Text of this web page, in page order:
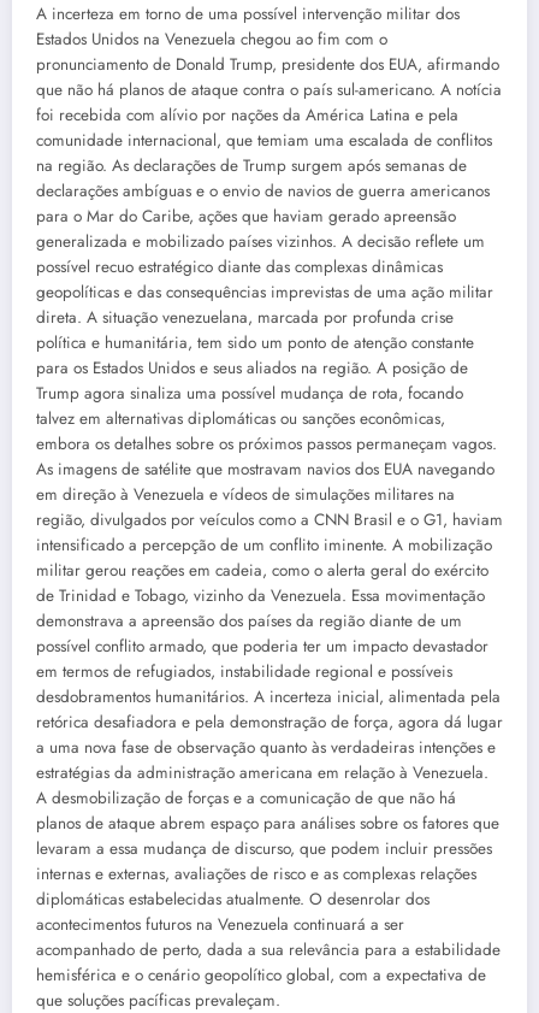
A incerteza em torno de uma possível intervenção militar dos
Estados Unidos na Venezuela chegou ao fim com o
pronunciamento de Donald Trump, presidente dos EUA, afirmando
que não há planos de ataque contra o país sul-americano. A notícia
foi recebida com alívio por nações da América Latina e pela
comunidade internacional, que temiam uma escalada de conflitos
na região. As declarações de Trump surgem após semanas de
declarações ambíguas e o envio de navios de guerra americanos
para o Mar do Caribe, ações que haviam gerado apreensão
generalizada e mobilizado países vizinhos. A decisão reflete um
possível recuo estratégico diante das complexas dinâmicas
geopolíticas e das consequências imprevistas de uma ação militar
direta. A situação venezuelana, marcada por profunda crise
política e humanitária, tem sido um ponto de atenção constante
para os Estados Unidos e seus aliados na região. A posição de
Trump agora sinaliza uma possível mudança de rota, focando
talvez em alternativas diplomáticas ou sanções econômicas,
embora os detalhes sobre os próximos passos permaneçam vagos.
As imagens de satélite que mostravam navios dos EUA navegando
em direção à Venezuela e vídeos de simulações militares na
região, divulgados por veículos como a CNN Brasil e o G1, haviam
intensificado a percepção de um conflito iminente. A mobilização
militar gerou reações em cadeia, como o alerta geral do exército
de Trinidad e Tobago, vizinho da Venezuela. Essa movimentação
demonstrava a apreensão dos países da região diante de um
possível conflito armado, que poderia ter um impacto devastador
em termos de refugiados, instabilidade regional e possíveis
desdobramentos humanitários. A incerteza inicial, alimentada pela
retórica desafiadora e pela demonstração de força, agora dá lugar
a uma nova fase de observação quanto às verdadeiras intenções e
estratégias da administração americana em relação à Venezuela.
A desmobilização de forças e a comunicação de que não há
planos de ataque abrem espaço para análises sobre os fatores que
levaram a essa mudança de discurso, que podem incluir pressões
internas e externas, avaliações de risco e as complexas relações
diplomáticas estabelecidas atualmente. O desenrolar dos
acontecimentos futuros na Venezuela continuará a ser
acompanhado de perto, dada a sua relevância para a estabilidade
hemisférica e o cenário geopolítico global, com a expectativa de
que soluções pacíficas prevaleçam.